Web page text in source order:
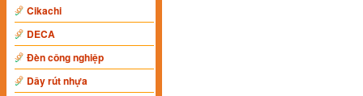
Cikachi
DECA
Đèn công nghiệp
Dây rút nhựa